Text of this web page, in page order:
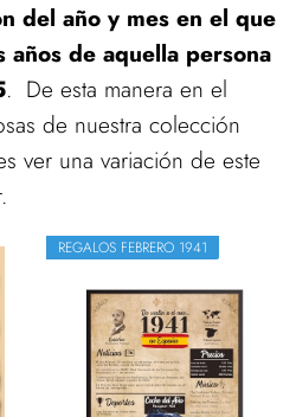
del año y mes en el que
años de aquella persona
. De esta manera en el
de nuestra colección
ver una variación de este
REGALOS FEBRERO 1941